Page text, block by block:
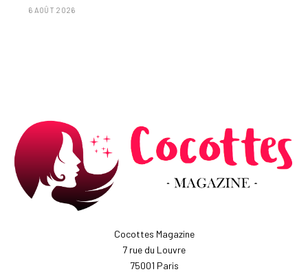
6 AOÛT 2026
Cocottes Magazine
7 rue du Louvre
75001 Paris